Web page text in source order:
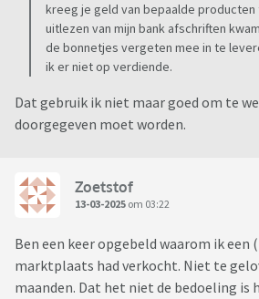
kreeg je geld van bepaalde
uitlezen van mijn bank afschriften
de bonnetjes vergeten mee in te
ik er niet op verdiende.
Dat gebruik ik niet maar goed om te
doorgegeven moet worden.
Zoetstof
13-03-2025 om 03:22
Ben een keer opgebeld waarom ik een
marktplaats had verkocht. Niet te
maanden. Dat het niet de bedoeling is